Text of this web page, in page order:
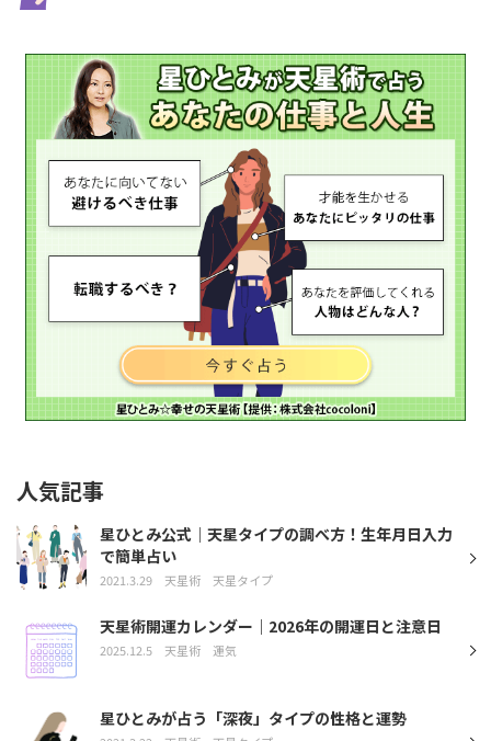
人気記事
星ひとみ公式｜天星タイプの調べ方！生年月日入力
で簡単占い
2021.3.29 天星術 天星タイプ
天星術開運カレンダー｜2026年の開運日と注意日
2025.12.5 天星術 運気
星ひとみが占う「深夜」タイプの性格と運勢